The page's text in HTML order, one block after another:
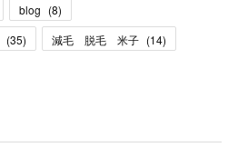
blog (8)
(35) 減毛 脱毛 米子 (14)